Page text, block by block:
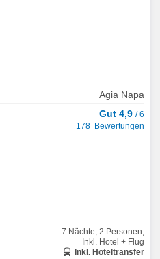
Agia Napa
Gut 4,9 / 6
178 Bewertungen
7 Nächte, 2 Personen,
Inkl. Hotel + Flug
Inkl. Hoteltransfer